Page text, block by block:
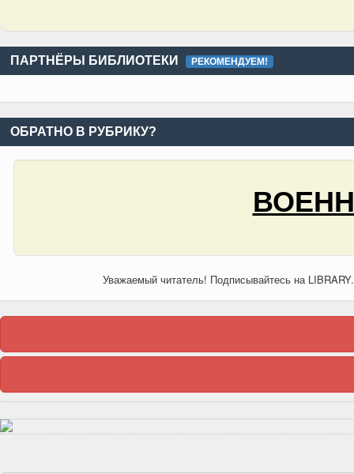
ПАРТНЁРЫ БИБЛИОТЕКИ РЕКОМЕНДУЕМ!
ОБРАТНО В РУБРИКУ?
Уважаемый читатель! Подписывайтесь на